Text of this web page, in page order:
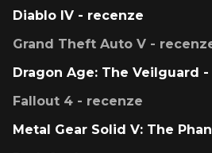
Diablo IV - recenze
Grand Theft Auto V -
Dragon Age: The Veilguard
Fallout 4 - recenze
Metal Gear Solid V: The